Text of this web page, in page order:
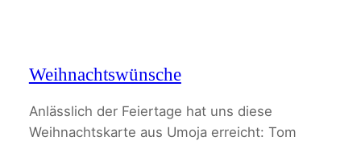
Weihnachtswünsche
Anlässlich der Feiertage hat uns diese
Weihnachtskarte aus Umoja erreicht: Tom